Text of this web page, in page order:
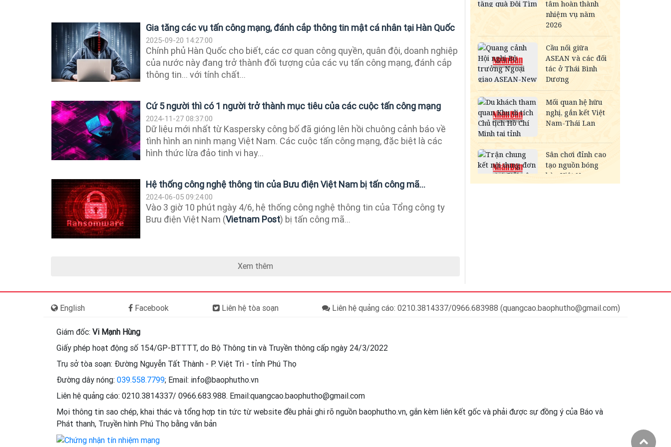
Gia tăng các vụ tấn công mạng, đánh cắp thông tin mật cá nhân tại Hàn Quốc
2025-09-20 14:27:00
Chính phủ Hàn Quốc cho biết, các cơ quan công quyền, quân đội, doanh nghiệp
của nước này đang trở thành đối tượng của các vụ tấn công mạng, đánh cắp
thông tin… với tính chất...
Cứ 5 người thì có 1 người trở thành mục tiêu của các cuộc tấn công mạng
2024-11-27 08:37:00
Dữ liệu mới nhất từ Kaspersky công bố đã gióng lên hồi chuông cảnh báo về
tình hình an ninh mạng Việt Nam. Các cuộc tấn công mạng, đặc biệt là các
hình thức lừa đảo tinh vi hay...
Hệ thống công nghệ thông tin của Bưu điện Việt Nam bị tấn công mã...
2024-06-05 09:24:00
Vào 3 giờ 10 phút ngày 4/6, hệ thống công nghệ thông tin của Tổng công ty
Bưu điện Việt Nam (Vietnam Post) bị tấn công mã...
Xem thêm
English Facebook Liên hệ tòa soạn Liên hệ quảng cáo: 0210.3814337/0966.683988 (quangcao.baophutho@gmail.com)
Giám đốc: Vi Mạnh Hùng
Giấy phép hoạt động số 154/GP-BTTTT, do Bộ Thông tin và Truyền thông cấp ngày 24/3/2022
Trụ sở tòa soạn: Đường Nguyễn Tất Thành - P. Việt Trì - tỉnh Phú Thọ
Đường dây nóng: 039.558.7799; Email: info@baophutho.vn
Liên hệ quảng cáo: 0210.3814337/ 0966.683.988. Email:quangcao.baophutho@gmail.com
Mọi thông tin sao chép, khai thác và tổng hợp tin tức từ website đều phải ghi rõ nguồn baophutho.vn, gắn kèm liên kết gốc và phải được sự đồng ý của Báo và
Phát thanh, Truyền hình Phú Thọ bằng văn bản